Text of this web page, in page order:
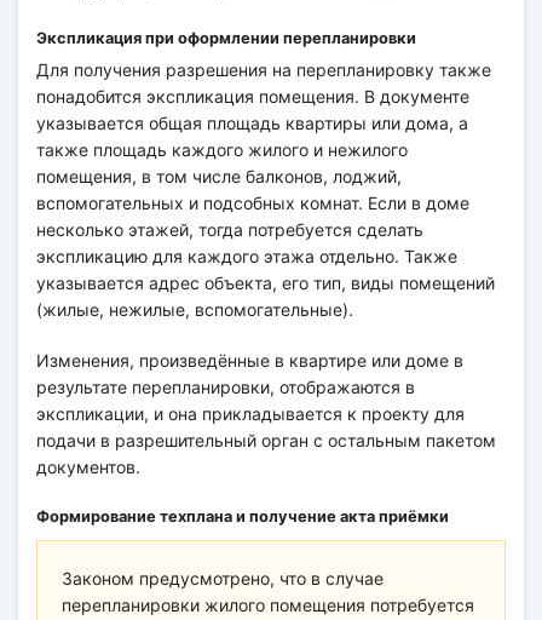
Экспликация при оформлении перепланировки
Для получения разрешения на перепланировку также
понадобится экспликация помещения. В документе
указывается общая площадь квартиры или дома, а
также площадь каждого жилого и нежилого
помещения, в том числе балконов, лоджий,
вспомогательных и подсобных комнат. Если в доме
несколько этажей, тогда потребуется сделать
экспликацию для каждого этажа отдельно. Также
указывается адрес объекта, его тип, виды помещений
(жилые, нежилые, вспомогательные).
Изменения, произведённые в квартире или доме в
результате перепланировки, отображаются в
экспликации, и она прикладывается к проекту для
подачи в разрешительный орган с остальным пакетом
документов.
Формирование техплана и получение акта приёмки
Законом предусмотрено, что в случае
перепланировки жилого помещения потребуется